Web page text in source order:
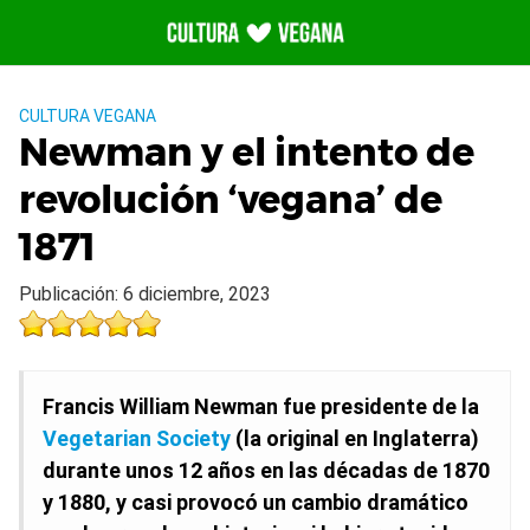
contenido
CULTURA VEGANA
Newman y el intento de
revolución ‘vegana’ de
1871
Publicación: 6 diciembre, 2023
Francis William Newman fue presidente de la
Vegetarian Society (la original en Inglaterra)
durante unos 12 años en las décadas de 1870
y 1880, y casi provocó un cambio dramático